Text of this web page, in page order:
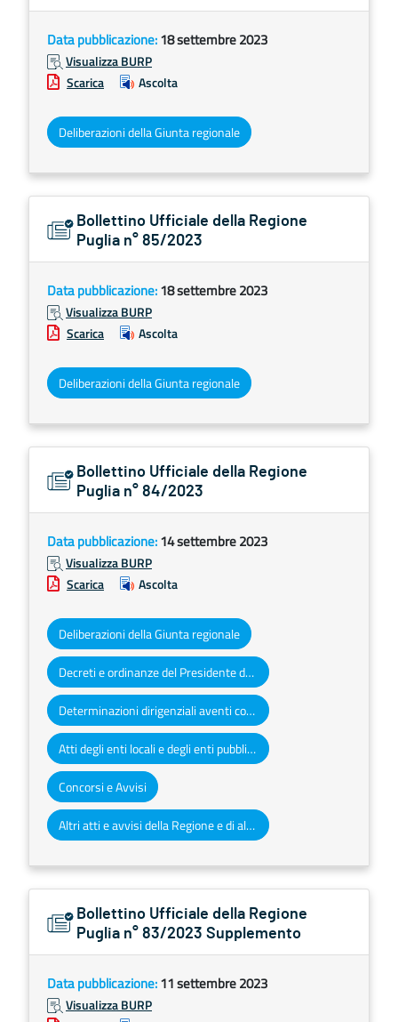
Data pubblicazione:18 settembre 2023
Visualizza BURP
Scarica
Ascolta
Deliberazioni della Giunta regionale
Bollettino Ufficiale della Regione
Puglia n° 85/2023
Data pubblicazione:18 settembre 2023
Visualizza BURP
Scarica
Ascolta
Deliberazioni della Giunta regionale
Bollettino Ufficiale della Regione
Puglia n° 84/2023
Data pubblicazione:14 settembre 2023
Visualizza BURP
Scarica
Ascolta
Deliberazioni della Giunta regionale
Decreti e ordinanze del Presidente della Giunta regionale
Determinazioni dirigenziali aventi contenuto di interesse generale
Atti degli enti locali e degli enti pubblici e privati
Concorsi e Avvisi
Altri atti e avvisi della Regione e di altri enti pubblici che interessano la collettività regionale
Bollettino Ufficiale della Regione
Puglia n° 83/2023 Supplemento
Data pubblicazione:11 settembre 2023
Visualizza BURP